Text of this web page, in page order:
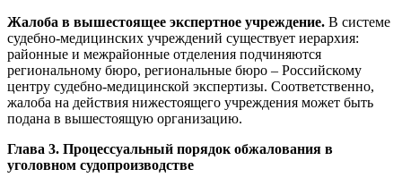
Жалоба в вышестоящее экспертное учреждение. В системе
судебно-медицинских учреждений существует иерархия:
районные и межрайонные отделения подчиняются
региональному бюро, региональные бюро – Российскому
центру судебно-медицинской экспертизы. Соответственно,
жалоба на действия нижестоящего учреждения может быть
подана в вышестоящую организацию.
Глава 3. Процессуальный порядок обжалования в
уголовном судопроизводстве